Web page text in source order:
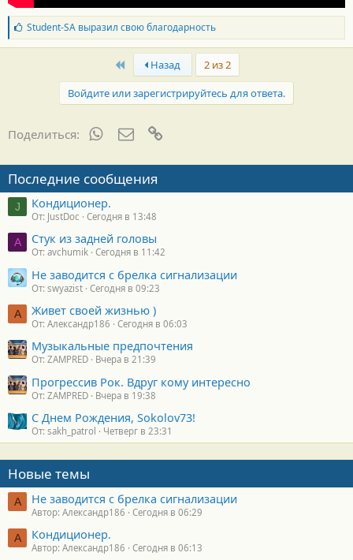
Б
л
а
о
т
и
:
Student-SAвыразил свою благодарность
First Назад
2 из 2
Войдите или зарегистрируйтесь для ответа.
Поделиться: WhatsAppЭлектронная почта
Последние сообщения
J Кондиционер.
От: JustDoc Сегодня в 13:48
A Стук из задней головы
От: avchumik Сегодня в 11:42
Не заводится с брелка сигнализации
От: swyazist Сегодня в 09:23
А Живет своей жизнью )
От: Александр186 Сегодня в 06:03
Музыкальные предпочтения
От: ZAMPRED Вчера в 21:39
Прогрессив Рок. Вдруг кому интересно
От: ZAMPRED Вчера в 19:38
С Днем Рождения, Sokolov73!
От: sakh_patrol Четверг в 23:31
Новые темы
А Не заводится с брелка сигнализации
Автор: Александр186 Сегодня в 06:29
А Кондиционер.
Автор: Александр186 Сегодня в 06:13